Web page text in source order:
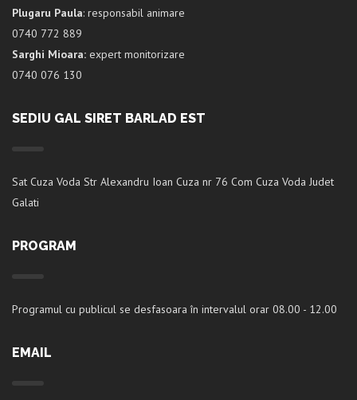
Plugaru Paula: responsabil animare
0740 772 889
Sarghi Mioara: expert monitorizare
0740 076 130
SEDIU GAL SIRET BARLAD EST
Sat Cuza Voda Str Alexandru Ioan Cuza nr 76 Com Cuza Voda Judet
Galati
PROGRAM
Programul cu publicul se desfasoara în intervalul orar 08.00 - 12.00
EMAIL